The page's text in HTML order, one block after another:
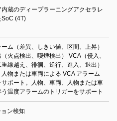
蔵のディープラーニングアクセラレ
SoC (4T)
ム（差異、しきい値、区間、上昇）
火点検出、喫煙検出） VCA（侵入、
線越え、徘徊、逆行、進入、退出）
人物または車両による VCA アラーム
ポート。人物、車両、人物または車
温度アラームのトリガーをサポート
ン検知